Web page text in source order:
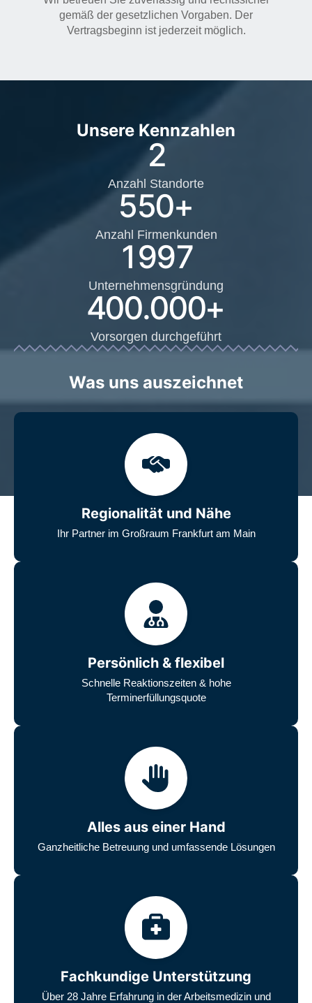
gemäß der gesetzlichen Vorgaben. Der
Vertragsbeginn ist jederzeit möglich.
Unsere Kennzahlen
2
Anzahl Standorte
550+
Anzahl Firmenkunden
1997
Unternehmensgründung
400.000+
Vorsorgen durchgeführt
Was uns auszeichnet
Regionalität und Nähe
Ihr Partner im Großraum Frankfurt am Main
Persönlich & flexibel
Schnelle Reaktionszeiten & hohe
Terminerfüllungsquote
Alles aus einer Hand
Ganzheitliche Betreuung und umfassende Lösungen
Fachkundige Unterstützung
Über 28 Jahre Erfahrung in der Arbeitsmedizin und